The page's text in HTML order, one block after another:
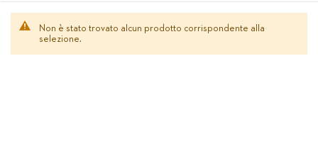
Non è stato trovato alcun prodotto corrispondente alla
selezione.